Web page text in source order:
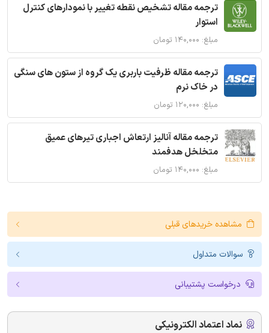
ترجمه مقاله تشخیص نقطه تغییر با نمودارهای کنترل
استوار
مبلغ: ۱۴۰,۰۰۰ تومان
ترجمه مقاله ظرفیت باربری یک گروه از ستون های سنگی
در خاک نرم
مبلغ: ۱۲۰,۰۰۰ تومان
ترجمه مقاله آنالیز ارتعاش اجباری تیرهای عمیق
متخلخل هدفمند
مبلغ: ۱۴۰,۰۰۰ تومان
مشاهده خریدهای قبلی
سوالات متداول
درخواست پشتیبانی
نماد اعتماد الکترونیکی